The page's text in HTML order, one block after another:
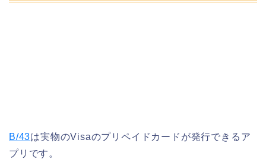
B/43は実物のVisaのプリペイドカードが発行できるア
プリです。